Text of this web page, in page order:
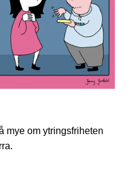
mye om ytringsfriheten